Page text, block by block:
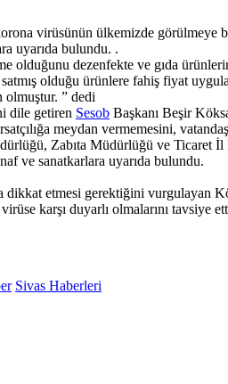
virüsünün ülkemizde görülmeye
uyarıda bulundu. .
dezenfekte ve gıda
olduğu ürünlere fahiş fiyat
olmuştur. ” dedi
dile getiren Sesob Başkanı Beşir
meydan vermemesini,
Zabıta Müdürlüğü ve Ticaret
ve sanatkarlara uyarıda bulundu.
dikkat etmesi gerektiğini
karşı duyarlı olmalarını tavsiye
Sivas Haberleri